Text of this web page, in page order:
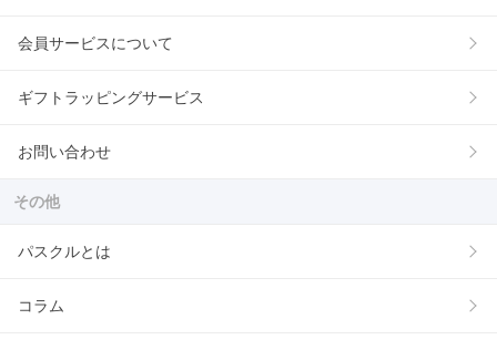
会員サービスについて
ギフトラッピングサービス
お問い合わせ
その他
パスクルとは
コラム